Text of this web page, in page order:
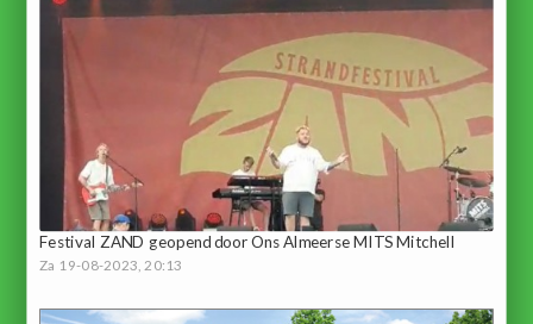
Festival ZAND geopend door Ons Almeerse MITS Mitchell
Za 19-08-2023, 20:13